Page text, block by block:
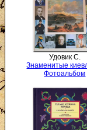
Удовик С.
Знаменитые
Фотоальбом